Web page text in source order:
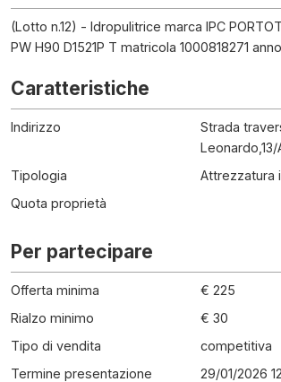
(Lotto n.12) - Idropulitrice marca IPC
PW H90 D1521P T matricola 1000818271
Caratteristiche
Indirizzo
Strada
Leonardo,13/
Tipologia
Attrezzatura
Quota proprietà
Per partecipare
Offerta minima
€ 225
Rialzo minimo
€ 30
Tipo di vendita
competitiva
Termine presentazione
29/01/2026